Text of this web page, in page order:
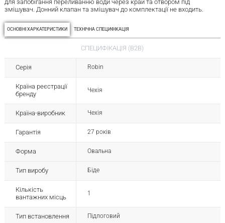
для запобігання переливанню води через край та отвором під
змішувач. Донний клапан та змішувач до комплектації не входить.
ОСНОВНІ ХАРКАТЕРИСТИКИ ТЕХНІЧНА СПЕЦИФІКАЦІЯ
СПЕЦИФІКАЦІЯ (B2B)
Серія Robin
Країна реєстрації
бренду
Чехія
Країна-виробник Чехія
Гарантія 27 років
Форма Овальна
Тип виробу Біде
Кількість
вантажних місць
1
Тип встановлення Підлоговий